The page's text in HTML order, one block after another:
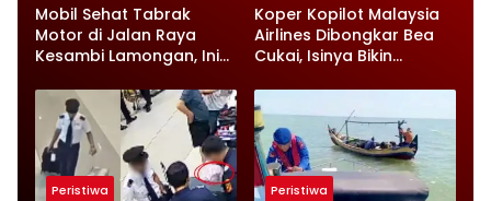
Mobil Sehat Tabrak
Motor di Jalan Raya
Kesambi Lamongan, Ini
Koper Kopilot Malaysia
Airlines Dibongkar Bea
Cukai, Isinya Bikin
Peristiwa Peristiwa